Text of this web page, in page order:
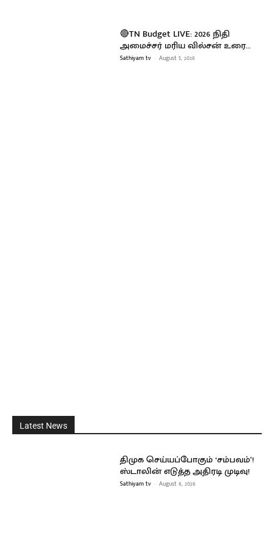
🔴TN Budget LIVE: 2026 நிதி
அமைச்சர் மரிய வில்சன் உரை…
Sathiyam tv - August 5, 2026
Latest News
திமுக செய்யப்போகும் ‘சம்பவம்’!
ஸ்டாலின் எடுத்த அதிரடி முடிவு!
Sathiyam tv - August 6, 2026